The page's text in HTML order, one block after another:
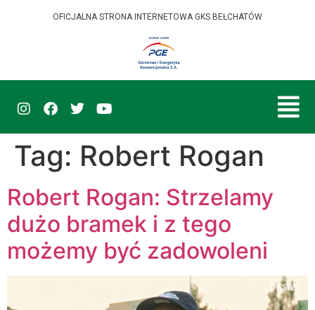
OFICJALNA STRONA INTERNETOWA GKS BEŁCHATÓW
Tag: Robert Rogan
Robert Rogan: Strzelamy
dużo bramek i z tego
możemy być zadowoleni